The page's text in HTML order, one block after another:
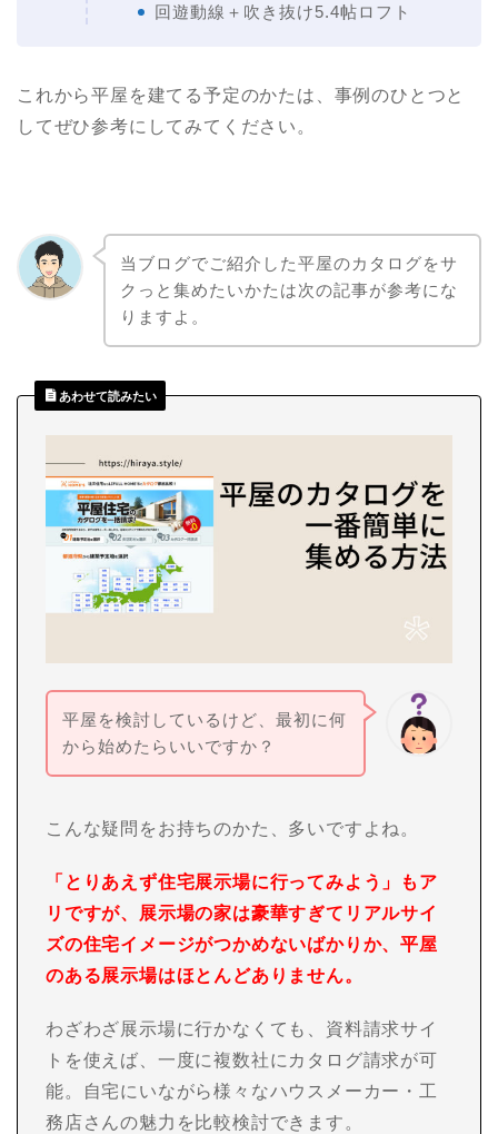
回遊動線＋吹き抜け5.4帖ロフト
これから平屋を建てる予定のかたは、事例のひとつと
してぜひ参考にしてみてください。
当ブログでご紹介した平屋のカタログをサ
クっと集めたいかたは次の記事が参考にな
りますよ。
あわせて読みたい
平屋を検討しているけど、最初に何
から始めたらいいですか？
こんな疑問をお持ちのかた、多いですよね。
「とりあえず住宅展示場に行ってみよう」もア
リですが、展示場の家は豪華すぎてリアルサイ
ズの住宅イメージがつかめないばかりか、平屋
のある展示場はほとんどありません。
わざわざ展示場に行かなくても、資料請求サイ
トを使えば、一度に複数社にカタログ請求が可
能。自宅にいながら様々なハウスメーカー・工
務店さんの魅力を比較検討できます。